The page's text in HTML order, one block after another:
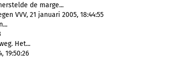
de marge...
VVV, 21 januari 2005, 18:44:55
Het...
19:50:26